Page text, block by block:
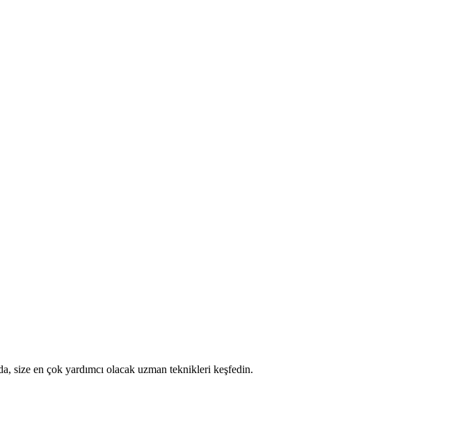
size en çok yardımcı olacak uzman teknikleri keşfedin.